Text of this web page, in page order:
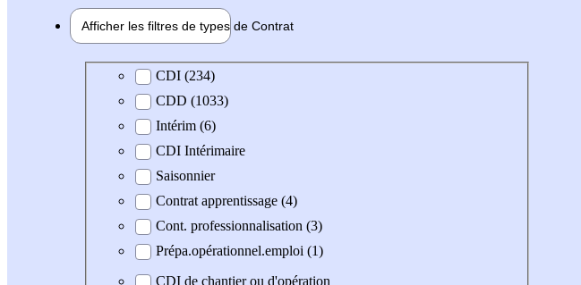
Afficher les filtres de types de Contrat
Type de contratCDI (234)
CDD (1033)
Intérim (6)
CDI Intérimaire
Saisonnier
Contrat apprentissage (4)
Cont. professionnalisation (3)
Prépa.opérationnel.emploi (1)
CDI de chantier ou d'opération